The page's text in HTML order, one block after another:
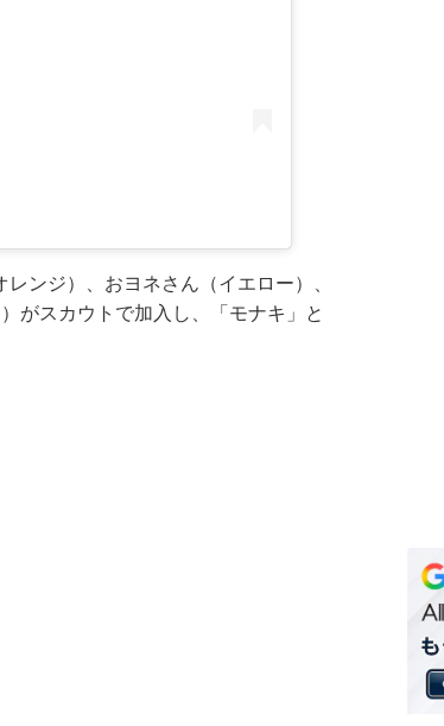
ンジ）、おヨネさん（イエロー）、
がスカウトで加入し、「モナキ」と